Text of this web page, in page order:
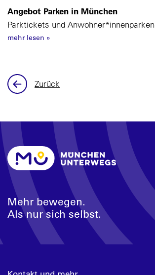
Angebot Parken in München
Parktickets und Anwohner*innenparken
mehr lesen »
Zurück
Mehr bewegen.
Als nur sich selbst.